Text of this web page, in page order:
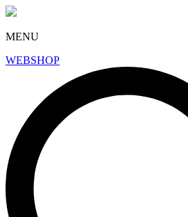
MENU
WEBSHOP